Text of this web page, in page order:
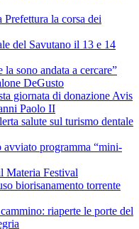
la corsa dei
del Savutano il 13 e 14
sono andata a cercare”
DeGusto
giornata di donazione Avis
Paolo II
salute sul turismo dentale
programma “mini-
Materia Festival
biorisanamento torrente
riaperte le porte del